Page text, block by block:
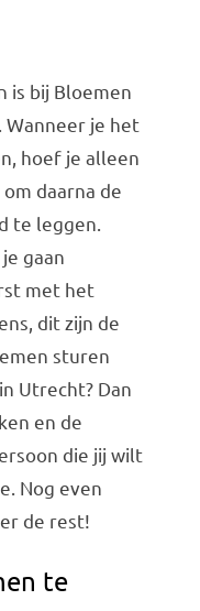
is bij Bloemen
Wanneer je het
hoef je alleen
daarna de
te leggen.
gaan
met het
dit zijn de
sturen
Utrecht? Dan
en de
die jij wilt
Nog even
de rest!
te